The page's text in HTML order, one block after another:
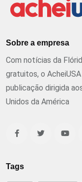
Sobre a empresa
Com notícias da
gratuitos, o
publicação dirigida
Unidos da América
Tags